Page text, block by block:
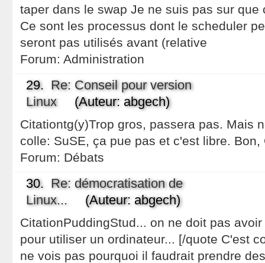
taper dans le swap Je ne suis pas sur que
Ce sont les processus dont le scheduler
seront pas utilisés avant (relative
Forum: Administration
29. Re: Conseil pour version
Linux(Auteur: abgech)
Citationtg(y)Trop gros, passera pas. Mais
colle: SuSE, ça pue pas et c'est libre. Bon,
Forum: Débats
30. Re: démocratisation de
Linux... (Auteur: abgech)
CitationPuddingStud... on ne doit pas
pour utiliser un ordinateur... [/quote C'est
ne vois pas pourquoi il faudrait prendre